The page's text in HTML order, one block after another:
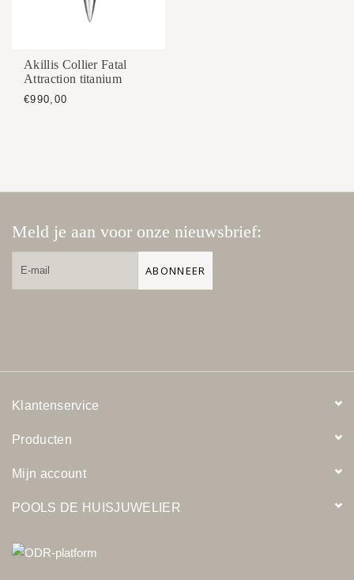
Akillis Collier Fatal
Attraction titanium
€990,00
Meld je aan voor onze nieuwsbrief:
ABONNEER
Klantenservice
Producten
Mijn account
POOLS DE HUISJUWELIER